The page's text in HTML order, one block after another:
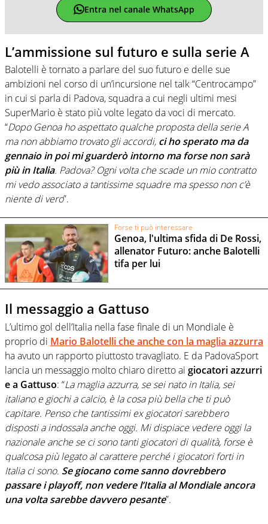
Entra nel canale WhatsApp
L’ammissione sul futuro e sulla serie A
Balotelli è tornato a parlare del suo futuro e delle sue
ambizioni nel corso di un’incursione nel talk “Centrocampo”
in cui si parla di Padova, squadra a cui negli ultimi mesi
SuperMario è stato più volte legato da voci di mercato.
“Dopo Genoa ho aspettato qualche proposta della serie A
ma non abbiamo trovato gli accordi, ci ho sperato ma da
gennaio in poi mi guarderò intorno ma forse non sarà
più in Italia. Padova? Ogni volta che scade un mio contratto
mi vedo associato a tantissime squadre ma spesso non c’è
niente di vero”.
Forse ti può interessare
Genoa, l'ultima sfida di De Rossi,
allenator Futuro: anche Balotelli
tifa per lui
Il messaggio a Gattuso
L’ultimo gol dell’Italia nella fase finale di un Mondiale è
proprio di Mario Balotelli che anche con la maglia azzurra
ha avuto un rapporto piuttosto travagliato. E da PadovaSport
lancia un messaggio molto chiaro diretto ai giocatori azzurri
e a Gattuso: “La maglia azzurra, se sei nato in Italia, sei
italiano e giochi a calcio, è la cosa più bella che ti può
capitare. Penso che tantissimi ex giocatori sarebbero
disposti a indossala anche oggi. Mi dispiace vedere oggi la
nazionale anche se ci sono tanti giocatori di qualità, forse è
qualcosa più legato al carattere perché i giocatori forti in
Italia ci sono. Se giocano come sanno dovrebbero
passare i playoff, non vedere l’Italia al Mondiale ancora
una volta sarebbe davvero pesante”.